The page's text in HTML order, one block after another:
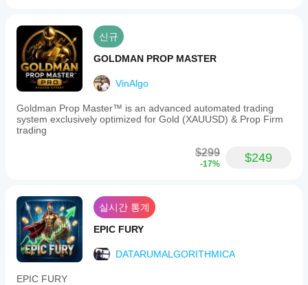
다.
현
재
사
용
중
인
환
테
스
트
해
보
면
실
신규
GOLDMAN PROP MASTER
VinAlgo
Goldman Prop Master™ is an advanced automated trading
system exclusively optimized for Gold (XAUUSD) & Prop Firm
trading
$299
-17% $249
실시간 통계
EPIC FURY
DATARUMALGORITHMICA
EPIC FURY